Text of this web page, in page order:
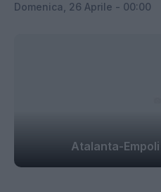
Domenica, 26 Aprile - 00:00
Atalanta-